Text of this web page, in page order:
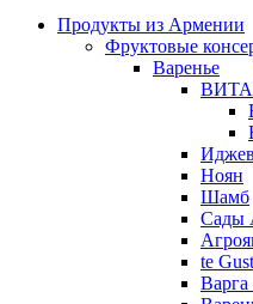
Продукты из Армении
Фруктовые
Варенье
Ноян
Шамб
Сады
te